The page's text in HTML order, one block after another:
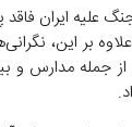
علیه ایران
بر این،
جمله مدارس و